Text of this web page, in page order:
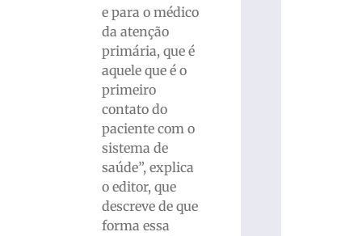
e para o médico
da atenção
primária, que é
aquele que é o
primeiro
contato do
paciente com o
sistema de
saúde”, explica
o editor, que
descreve de que
forma essa